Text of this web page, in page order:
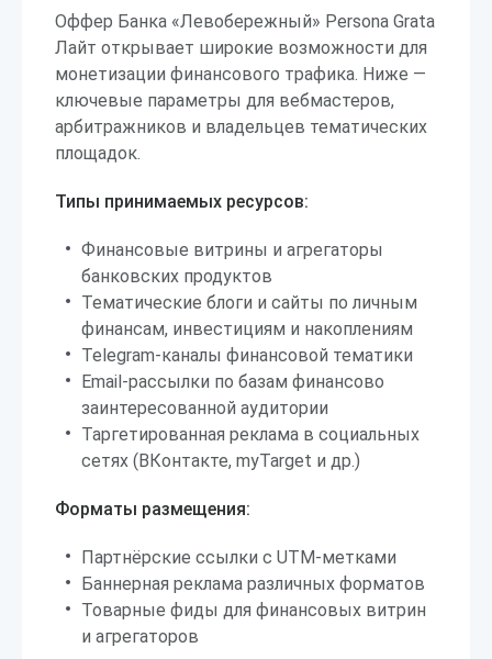
Оффер Банка «Левобережный» Persona Grata
Лайт открывает широкие возможности для
монетизации финансового трафика. Ниже —
ключевые параметры для вебмастеров,
арбитражников и владельцев тематических
площадок.
Типы принимаемых ресурсов:
Финансовые витрины и агрегаторы
банковских продуктов
Тематические блоги и сайты по личным
финансам, инвестициям и накоплениям
Telegram-каналы финансовой тематики
Email-рассылки по базам финансово
заинтересованной аудитории
Таргетированная реклама в социальных
сетях (ВКонтакте, myTarget и др.)
Форматы размещения:
Партнёрские ссылки с UTM-метками
Баннерная реклама различных форматов
Товарные фиды для финансовых витрин
и агрегаторов